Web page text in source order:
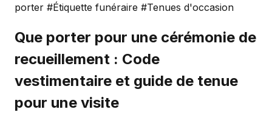
porter #Étiquette funéraire #Tenues d'occasion
Que porter pour une cérémonie de
recueillement : Code
vestimentaire et guide de tenue
pour une visite